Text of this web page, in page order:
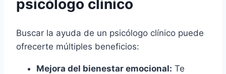
psicólogo clínico
Buscar la ayuda de un psicólogo clínico puede
ofrecerte múltiples beneficios:
Mejora del bienestar emocional: Te